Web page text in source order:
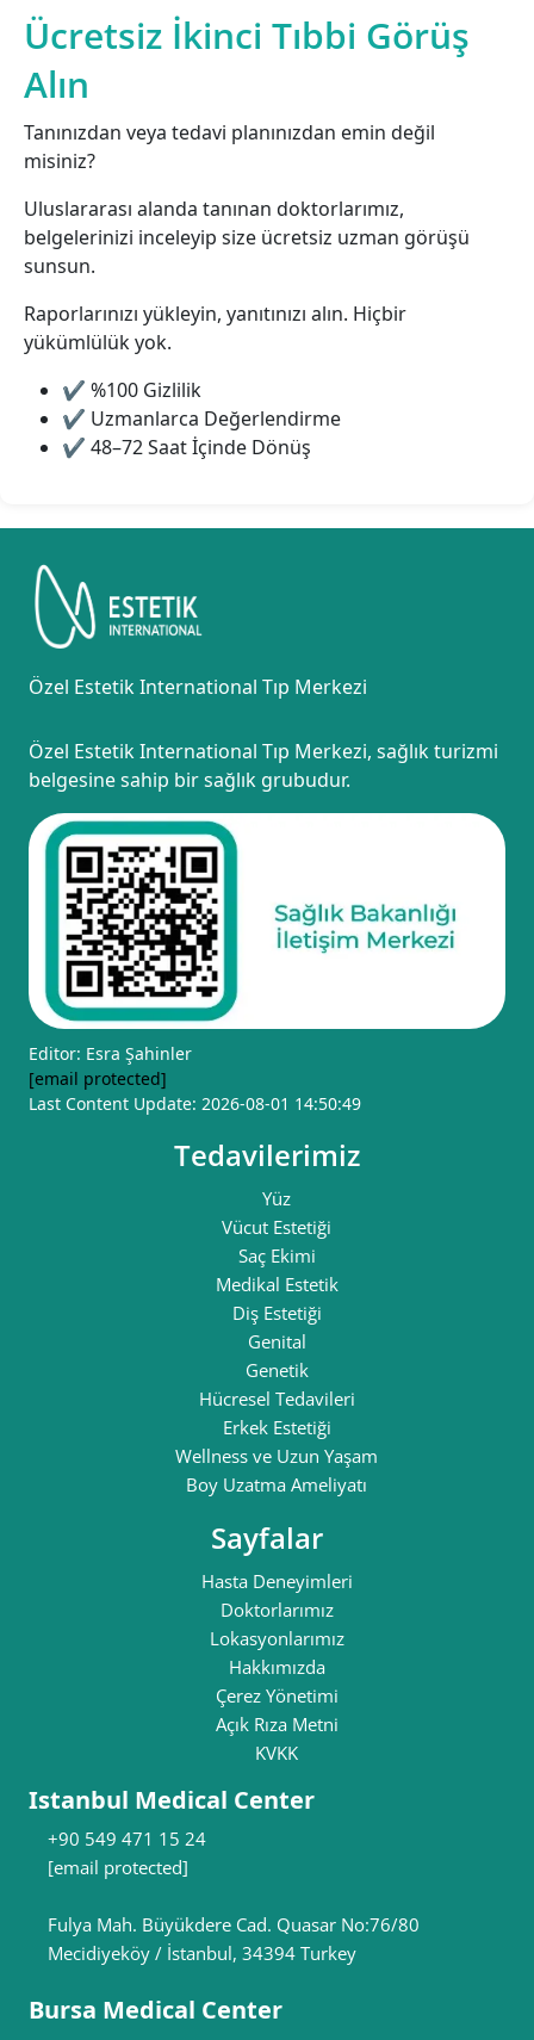
Ücretsiz İkinci Tıbbi Görüş
Alın
Tanınızdan veya tedavi planınızdan emin değil
misiniz?
Uluslararası alanda tanınan doktorlarımız,
belgelerinizi inceleyip size ücretsiz uzman görüşü
sunsun.
Raporlarınızı yükleyin, yanıtınızı alın. Hiçbir
yükümlülük yok.
✔ %100 Gizlilik
✔ Uzmanlarca Değerlendirme
✔ 48–72 Saat İçinde Dönüş
Özel Estetik International Tıp Merkezi
Özel Estetik International Tıp Merkezi, sağlık turizmi
belgesine sahip bir sağlık grubudur.
Editor: Esra Şahinler
[email protected]
Last Content Update: 2026-08-01 14:50:49
Tedavilerimiz
Yüz
Vücut Estetiği
Saç Ekimi
Medikal Estetik
Diş Estetiği
Genital
Genetik
Hücresel Tedavileri
Erkek Estetiği
Wellness ve Uzun Yaşam
Boy Uzatma Ameliyatı
Sayfalar
Hasta Deneyimleri
Doktorlarımız
Lokasyonlarımız
Hakkımızda
Çerez Yönetimi
Açık Rıza Metni
KVKK
Istanbul Medical Center
+90 549 471 15 24
[email protected]
Fulya Mah. Büyükdere Cad. Quasar No:76/80
Mecidiyeköy / İstanbul, 34394 Turkey
Bursa Medical Center